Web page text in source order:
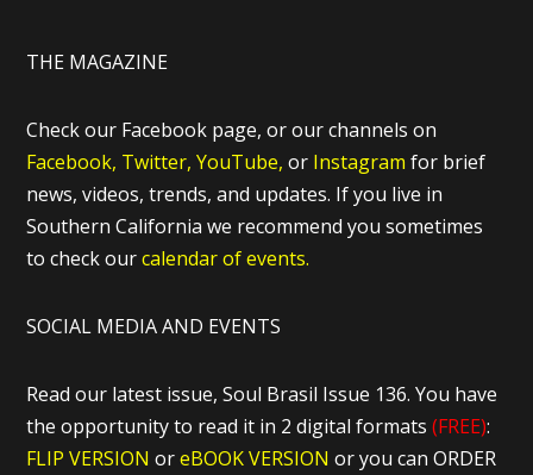
THE MAGAZINE
Check our Facebook page, or our channels on
Facebook, Twitter, YouTube, or Instagram for brief
news, videos, trends, and updates. If you live in
Southern California we recommend you sometimes
to check ourcalendar of events.
SOCIAL MEDIA AND EVENTS
Read our latest issue, Soul Brasil Issue 136. You have
the opportunity to read it in 2 digital formats(FREE):
FLIP VERSION oreBOOK VERSIONor you can ORDER